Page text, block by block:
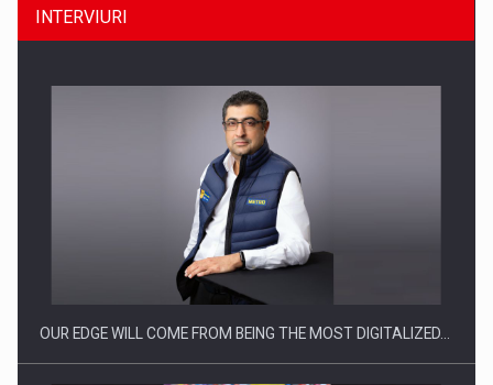
CEO Conference - Shaping The Future - Technology and…
INTERVIURI
OUR EDGE WILL COME FROM BEING THE MOST DIGITALIZED…